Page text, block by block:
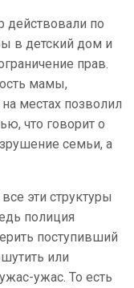
действовали по
в детский дом и
прав.
мамы,
местах позволил
что говорит о
семьи, а
эти структуры
полиция
поступивший
или
ужас. То есть